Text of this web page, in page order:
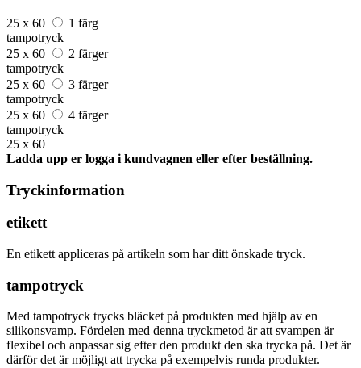
25 x 60
1 färg
tampotryck
25 x 60
2 färger
tampotryck
25 x 60
3 färger
tampotryck
25 x 60
4 färger
tampotryck
25 x 60
Ladda upp er logga i kundvagnen eller efter beställning.
Tryckinformation
etikett
En etikett appliceras på artikeln som har ditt önskade tryck.
tampotryck
Med tampotryck trycks bläcket på produkten med hjälp av en
silikonsvamp. Fördelen med denna tryckmetod är att svampen är
flexibel och anpassar sig efter den produkt den ska trycka på. Det är
därför det är möjligt att trycka på exempelvis runda produkter.